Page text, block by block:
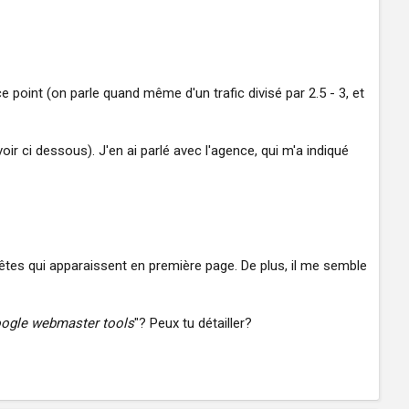
point (on parle quand même d'un trafic divisé par 2.5 - 3, et
ci dessous). J'en ai parlé avec l'agence, qui m'a indiqué
qui apparaissent en première page. De plus, il me semble
webmaster tools"? Peux tu détailler?